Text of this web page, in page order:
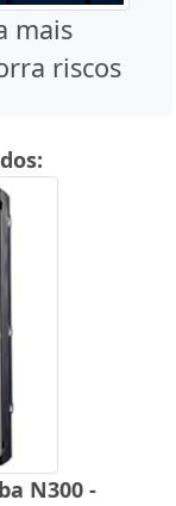
mais
riscos
N300 -